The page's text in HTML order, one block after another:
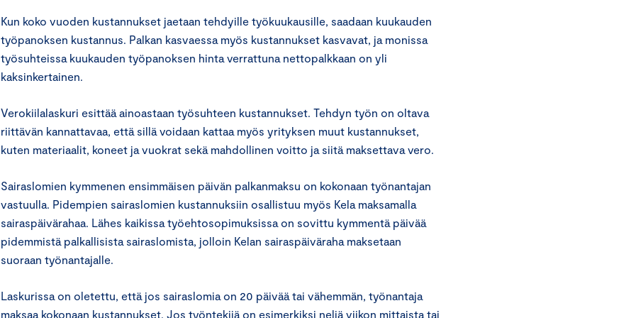
Kun koko vuoden kustannukset jaetaan tehdyille työkuukausille, saadaan kuukauden
työpanoksen kustannus. Palkan kasvaessa myös kustannukset kasvavat, ja monissa
työsuhteissa kuukauden työpanoksen hinta verrattuna nettopalkkaan on yli
kaksinkertainen.
Verokiilalaskuri esittää ainoastaan työsuhteen kustannukset. Tehdyn työn on oltava
riittävän kannattavaa, että sillä voidaan kattaa myös yrityksen muut kustannukset,
kuten materiaalit, koneet ja vuokrat sekä mahdollinen voitto ja siitä maksettava vero.
Sairaslomien kymmenen ensimmäisen päivän palkanmaksu on kokonaan työnantajan
vastuulla. Pidempien sairaslomien kustannuksiin osallistuu myös Kela maksamalla
sairaspäivärahaa. Lähes kaikissa työehtosopimuksissa on sovittu kymmentä päivää
pidemmistä palkallisista sairaslomista, jolloin Kelan sairaspäiväraha maksetaan
suoraan työnantajalle.
Laskurissa on oletettu, että jos sairaslomia on 20 päivää tai vähemmän, työnantaja
maksaa kokonaan kustannukset. Jos työntekijä on esimerkiksi neljä viikon mittaista tai